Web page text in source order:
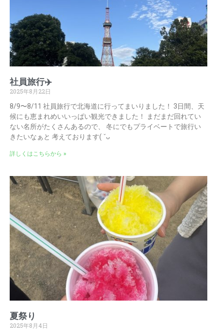
社員旅行✈️
2025年8月22日
8/9〜8/11 社員旅行で北海道に行ってまいりました！ 3日間、天
候にも恵まれめいいっぱい観光できました！ まだまだ回れてい
ない名所がたくさんあるので、 冬にでもプライベートで旅行い
きたいなぁと 考えております( ˇᴗ
詳しくはこちらから »
夏祭り
2025年8月4日